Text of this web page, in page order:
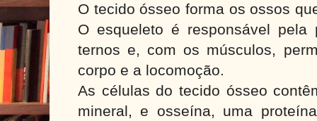
O tecido ósseo forma os ossos
O esqueleto é responsável pela
ternos e, com os músculos,
corpo e a locomoção.
As células do tecido ósseo
mineral, e osseína, uma